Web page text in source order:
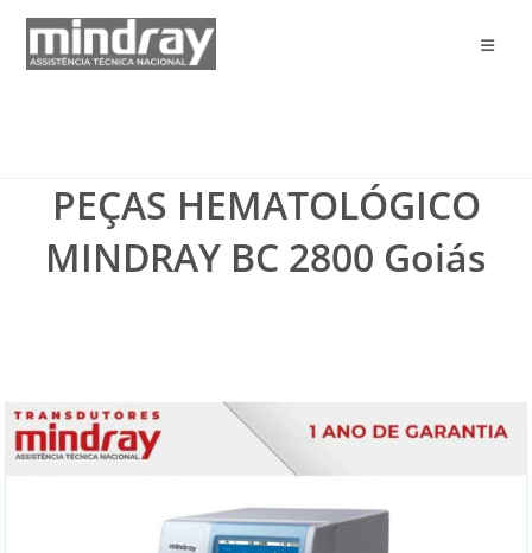
PEÇAS HEMATOLÓGICO
MINDRAY BC 2800 Goiás